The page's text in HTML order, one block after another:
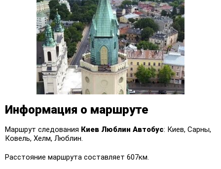
Информация о маршруте
Маршрут следования Киев Люблин Автобус: Киев, Сарны,
Ковель, Хелм, Люблин.
Расстояние маршрута составляет 607км.